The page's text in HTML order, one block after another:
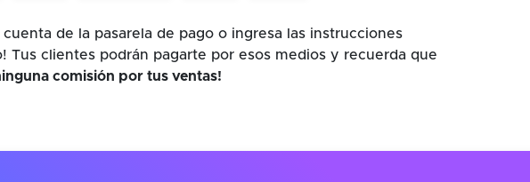
de la pasarela de pago o ingresa las instrucciones
Tus clientes podrán pagarte por esos medios y recuerda que
comisión por tus ventas!